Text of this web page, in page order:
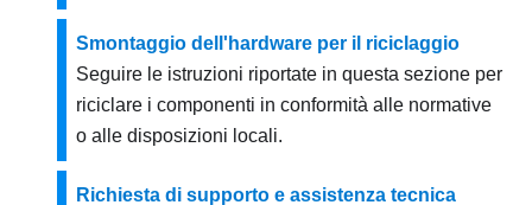
Smontaggio dell'hardware per il riciclaggio
Seguire le istruzioni riportate in questa sezione per
riciclare i componenti in conformità alle normative
o alle disposizioni locali.
Richiesta di supporto e assistenza tecnica